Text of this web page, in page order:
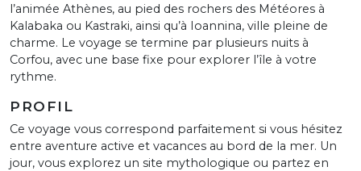
l’animée Athènes, au pied des rochers des Météores à
Kalabaka ou Kastraki, ainsi qu’à Ioannina, ville pleine de
charme. Le voyage se termine par plusieurs nuits à
Corfou, avec une base fixe pour explorer l’île à votre
rythme.
PROFIL
Ce voyage vous correspond parfaitement si vous hésitez
entre aventure active et vacances au bord de la mer. Un
jour, vous explorez un site mythologique ou partez en